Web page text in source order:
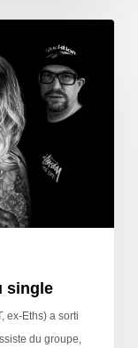
single
ex-Eths) a sorti
du groupe,